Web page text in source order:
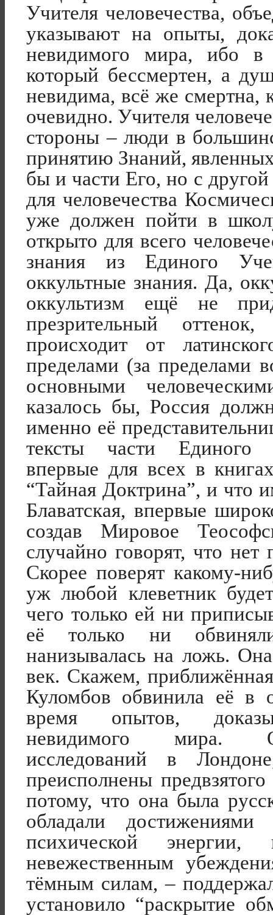
Учителя человечества,
указывают на опыты,
невидимого мира, ибо в
который бессмертен, а
невидима, всё же смертна,
очевидно. Учителя
стороны – люди в
принятию Знаний,
бы и части Его, но с
для человечества
уже должен пойти в
открыто для всего
знания из Единого
оккультные знания. Да,
оккультизм ещё не
презрительный
происходит от
пределами (за пределами
основными
казалось бы, Россия
именно её
тексты части Единого
впервые для всех в
“Тайная Доктрина”, и что
Блаватская, впервые
создав Мировое
случайно говорят, что нет
Скорее поверят какому-
уж любой клеветник
чего только ей ни
её только ни
нанизывалась на ложь.
век. Скажем,
Куломбов обвинила её в
время опытов,
невидимого мира.
исследований в
преисполнены
потому, что она была
обладали
психической
невежественным
тёмным силам, –
установило “раскрытие